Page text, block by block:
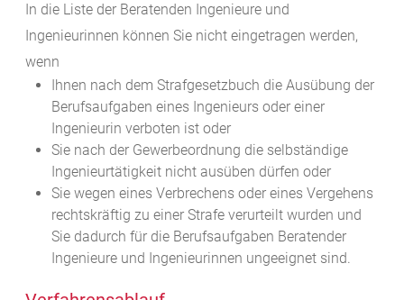
In die Liste der Beratenden Ingenieure und
Ingenieurinnen können Sie nicht eingetragen werden,
wenn
Ihnen nach dem Strafgesetzbuch die Ausübung der
Berufsaufgaben eines Ingenieurs oder einer
Ingenieurin verboten ist oder
Sie nach der Gewerbeordnung die selbständige
Ingenieurtätigkeit nicht ausüben dürfen oder
Sie wegen eines Verbrechens oder eines Vergehens
rechtskräftig zu einer Strafe verurteilt wurden und
Sie dadurch für die Berufsaufgaben Beratender
Ingenieure und Ingenieurinnen ungeeignet sind.